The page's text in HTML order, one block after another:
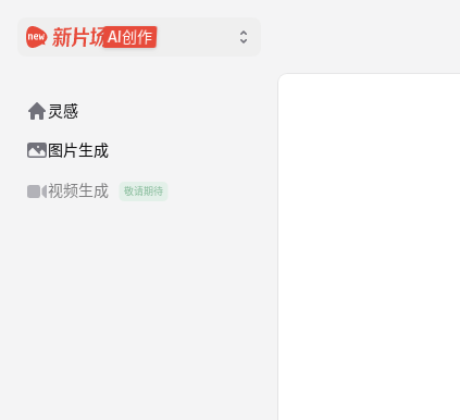
AI创作
灵感
图片生成
视频生成 敬请期待